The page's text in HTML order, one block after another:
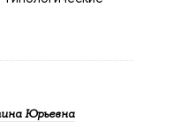
Юрьевна